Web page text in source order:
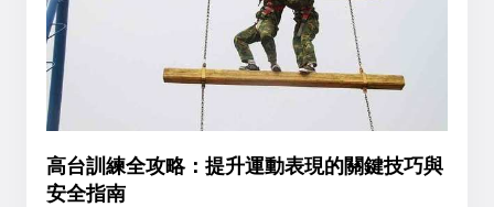
高台訓練全攻略：提升運動表現的關鍵技巧與
安全指南